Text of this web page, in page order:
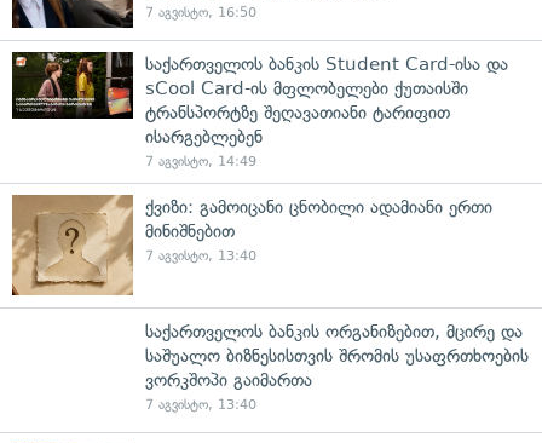
7 აგვისტო, 16:50
საქართველოს ბანკის Student Card-ისა და
sCool Card-ის მფლობელები ქუთაისში
ტრანსპორტზე შეღავათიანი ტარიფით
ისარგებლებენ
7 აგვისტო, 14:49
ქვიზი: გამოიცანი ცნობილი ადამიანი ერთი
მინიშნებით
7 აგვისტო, 13:40
საქართველოს ბანკის ორგანიზებით, მცირე და
საშუალო ბიზნესისთვის შრომის უსაფრთხოების
ვორკშოპი გაიმართა
7 აგვისტო, 13:40